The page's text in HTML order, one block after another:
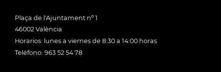
Plaça de l'Ajuntament nº 1
46002 València
Horarios: lunes a viernes de 8:30 a 14:00 horas
Teléfono: 963 52 54 78